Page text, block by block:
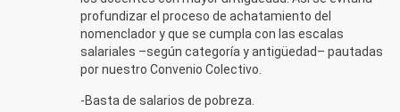
profundizar el proceso de achatamiento del
nomenclador y que se cumpla con las escalas
salariales –según categoría y antigüedad– pautadas
por nuestro Convenio Colectivo.
-Basta de salarios de pobreza.